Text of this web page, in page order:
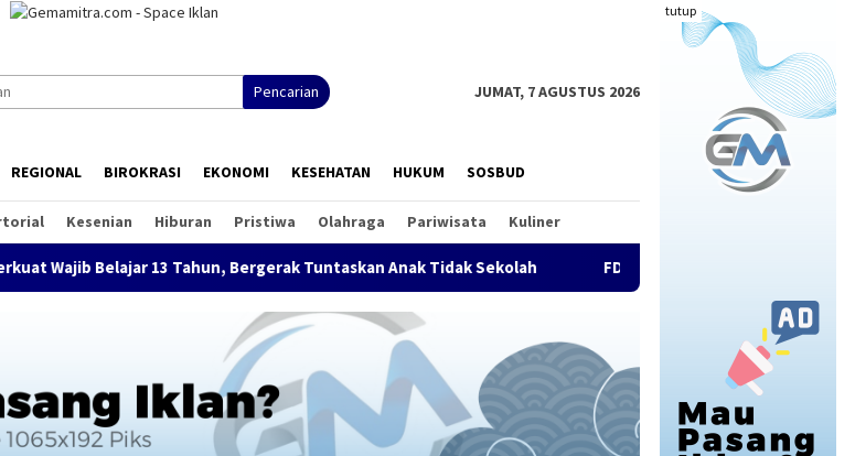
tutup
Pencarian JUMAT, 7 AGUSTUS 2026
REGIONAL BIROKRASI EKONOMI KESEHATAN HUKUM SOSBUD
Kesenian Hiburan Pristiwa Olahraga Pariwisata Kuliner
13 Tahun, Bergerak Tuntaskan Anak Tidak Sekolah FDI Satukan Komunitas Drone Nasional, Kopdar